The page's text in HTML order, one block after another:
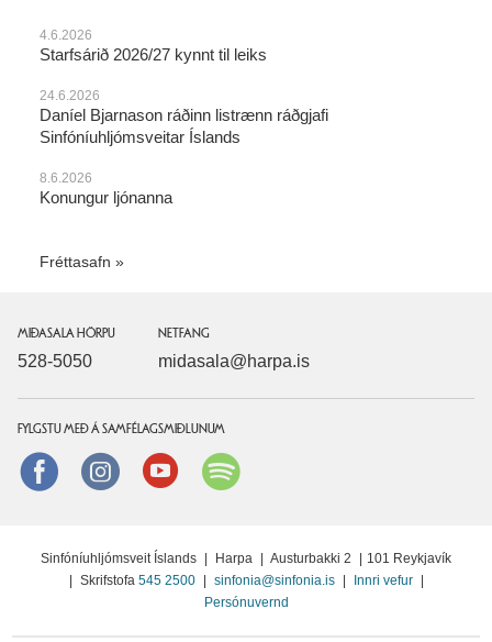
4.6.2026
Starfsárið 2026/27 kynnt til leiks
24.6.2026
Daníel Bjarnason ráðinn listrænn ráðgjafi
Sinfóníuhljómsveitar Íslands
8.6.2026
Konungur ljónanna
Fréttasafn
MIÐASALA HÖRPU
528-5050
NETFANG
midasala@harpa.is
FYLGSTU MEÐ Á SAMFÉLAGSMIÐLUNUM
FacebookinstagramYoutube
Sinfóníuhljómsveit Íslands | Harpa | Austurbakki 2 | 101 Reykjavík
| Skrifstofa 545 2500 | sinfonia@sinfonia.is | Innri vefur |
Persónuvernd